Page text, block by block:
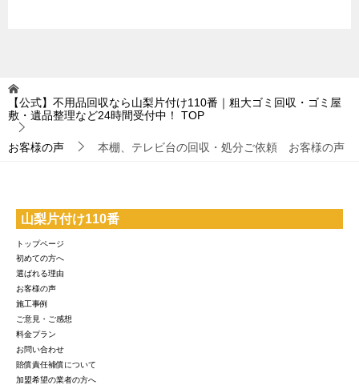
【公式】不用品回収なら山梨片付け110番｜粗大ゴミ回収・ゴミ屋
敷・遺品整理など24時間受付中！
TOP
お客様の声 本棚、テレビ台の回収・処分ご依頼 お客様の声
山梨片付け110番
トップページ
初めての方へ
選ばれる理由
お客様の声
施工事例
ご意見・ご感想
料金プラン
お問い合わせ
賠償責任補償について
加盟希望の業者の方へ